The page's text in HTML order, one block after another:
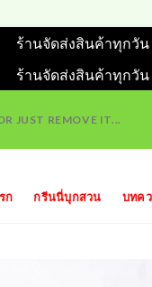
ร้านจัดส่งสินค้าทุกวัน
ร้านจัดส่งสินค้าทุกวัน
JUST REMOVE IT...
ก กรีนนี่บุกสวน บทค